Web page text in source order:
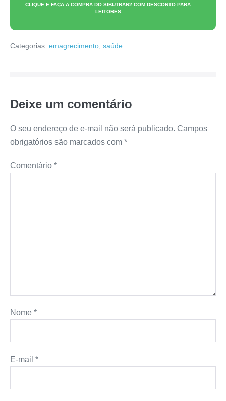
CLIQUE E FAÇA A COMPRA DO SIBUTRAN2 COM DESCONTO PARA
LEITORES
Categorias: emagrecimento saúde
Deixe um comentário
O seu endereço de e-mail não será publicado. Campos
obrigatórios são marcados com *
Comentário *
Nome *
E-mail *